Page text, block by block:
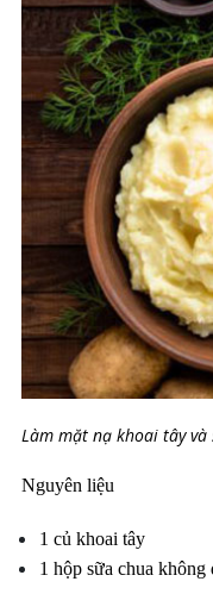
Làm mặt nạ khoai tây và
Nguyên liệu
1 củ khoai tây
1 hộp sữa chua không